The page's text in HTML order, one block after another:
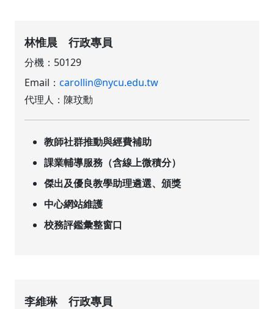
林惟晨 行政專員
分機：50129
Email：carollin@nycu.edu.tw
代理人：陳玟勳
教師社群推動與經費補助
課業輔導服務（含線上微積分）
傑出及優良教學助理遴選、頒獎
中心網站維護
校務評鑑彙整窗口
李維琳 行政專員